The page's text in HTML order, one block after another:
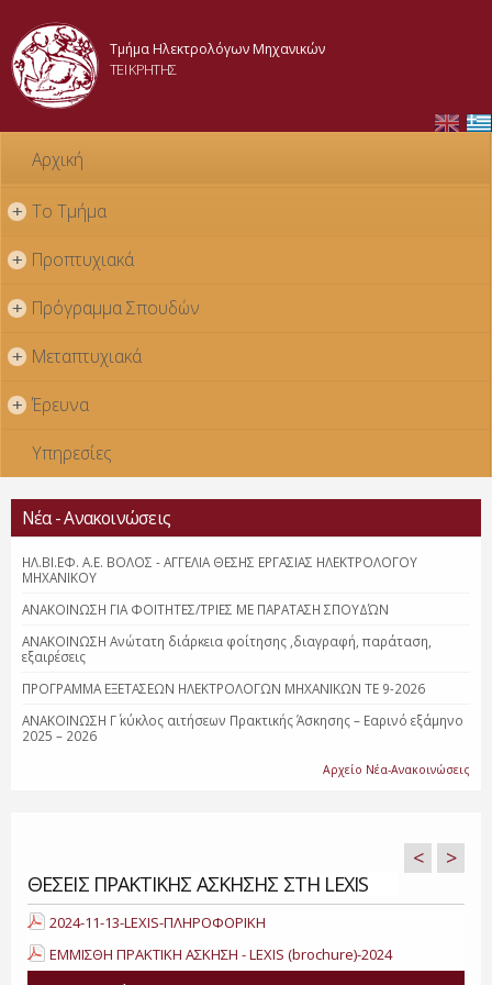
κυρίως
Τμήμα Ηλεκτρολόγων Μηχανικών
ΤΕΙ ΚΡΗΤΗΣ
Αρχική
+ Το Τμήμα
+ Προπτυχιακά
+ Πρόγραμμα Σπουδών
+ Μεταπτυχιακά
+ Έρευνα
Υπηρεσίες
Νέα - Ανακοινώσεις
ΗΛ.ΒΙ.ΕΦ. Α.Ε. ΒΟΛΟΣ - ΑΓΓΕΛΙΑ ΘΕΣΗΣ ΕΡΓΑΣΙΑΣ ΗΛΕΚΤΡΟΛΟΓΟΥ
ΜΗΧΑΝΙΚΟΥ
ΑΝΑΚΟΙΝΩΣΗ ΓΙΑ ΦΟΙΤΗΤΕΣ/ΤΡΙΕΣ ΜΕ ΠΑΡΑΤΑΣΗ ΣΠΟΥΔΏΝ
ΑΝΑΚΟΙΝΩΣΗ Ανώτατη διάρκεια φοίτησης ,διαγραφή, παράταση,
εξαιρέσεις
ΠΡΟΓΡΑΜΜΑ ΕΞΕΤΑΣΕΩΝ ΗΛΕΚΤΡΟΛΟΓΩΝ ΜΗΧΑΝΙΚΩΝ ΤΕ 9-2026
ΑΝΑΚΟΙΝΩΣΗ Γ΄ κύκλος αιτήσεων Πρακτικής Άσκησης – Εαρινό εξάμηνο
2025 – 2026
Αρχείο Νέα-Ανακοινώσεις
ΘΕΣΕΙΣ ΠΡΑΚΤΙΚΗΣ ΑΣΚΗΣΗΣ ΣΤΗ LEXIS
< >
2024-11-13-LEXIS-ΠΛΗΡΟΦΟΡΙΚΗ
ΕΜΜΙΣΘΗ ΠΡΑΚΤΙΚΗ ΑΣΚΗΣΗ - LEXIS (brochure)-2024